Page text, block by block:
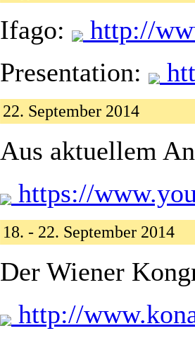
Ifago:
http://
Presentation:
22. September 2014
Aus aktuellem
https://
18. - 22. September 2014
Der Wiener
http://